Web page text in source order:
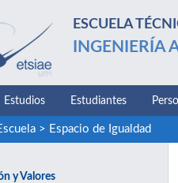
ESCUELA
INGENIERÍA
Estudios Estudiantes
> Espacio de Igualdad
y Valores